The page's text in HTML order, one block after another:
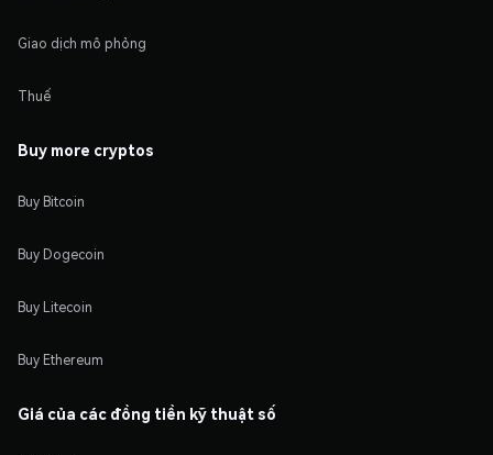
Giao dịch mô phỏng
Thuế
Buy more cryptos
Buy Bitcoin
Buy Dogecoin
Buy Litecoin
Buy Ethereum
Giá của các đồng tiền kỹ thuật số